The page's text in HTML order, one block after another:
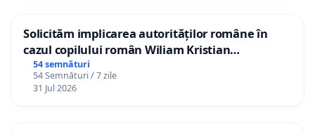
Solicităm implicarea autorităților române în
cazul copilului român Wiliam Kristian
Gheorghe, aflat în plasament în Danemarca de
12 ani
54 semnături
54 Semnături / 7 zile
31 Jul 2026